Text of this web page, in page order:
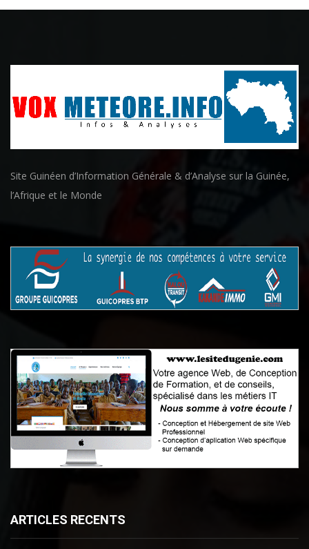
Site Guinéen d’Information Générale & d’Analyse sur la Guinée,
l’Afrique et le Monde
ARTICLES RECENTS